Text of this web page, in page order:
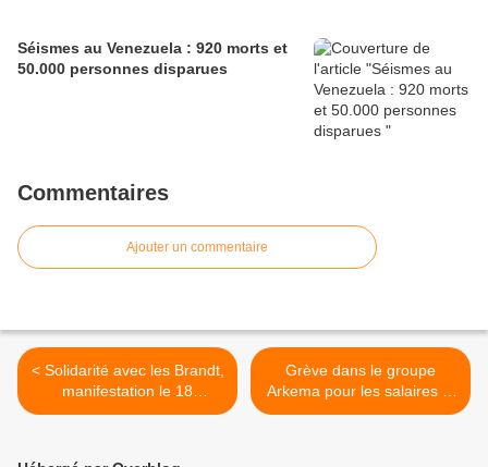
Séismes au Venezuela : 920 morts et
50.000 personnes disparues
Commentaires
Ajouter un commentaire
< Solidarité avec les Brandt,
manifestation le 18
décembre à Orléans
Grève dans le groupe
Arkema pour les salaires et
l'emploi. Rassemblement à